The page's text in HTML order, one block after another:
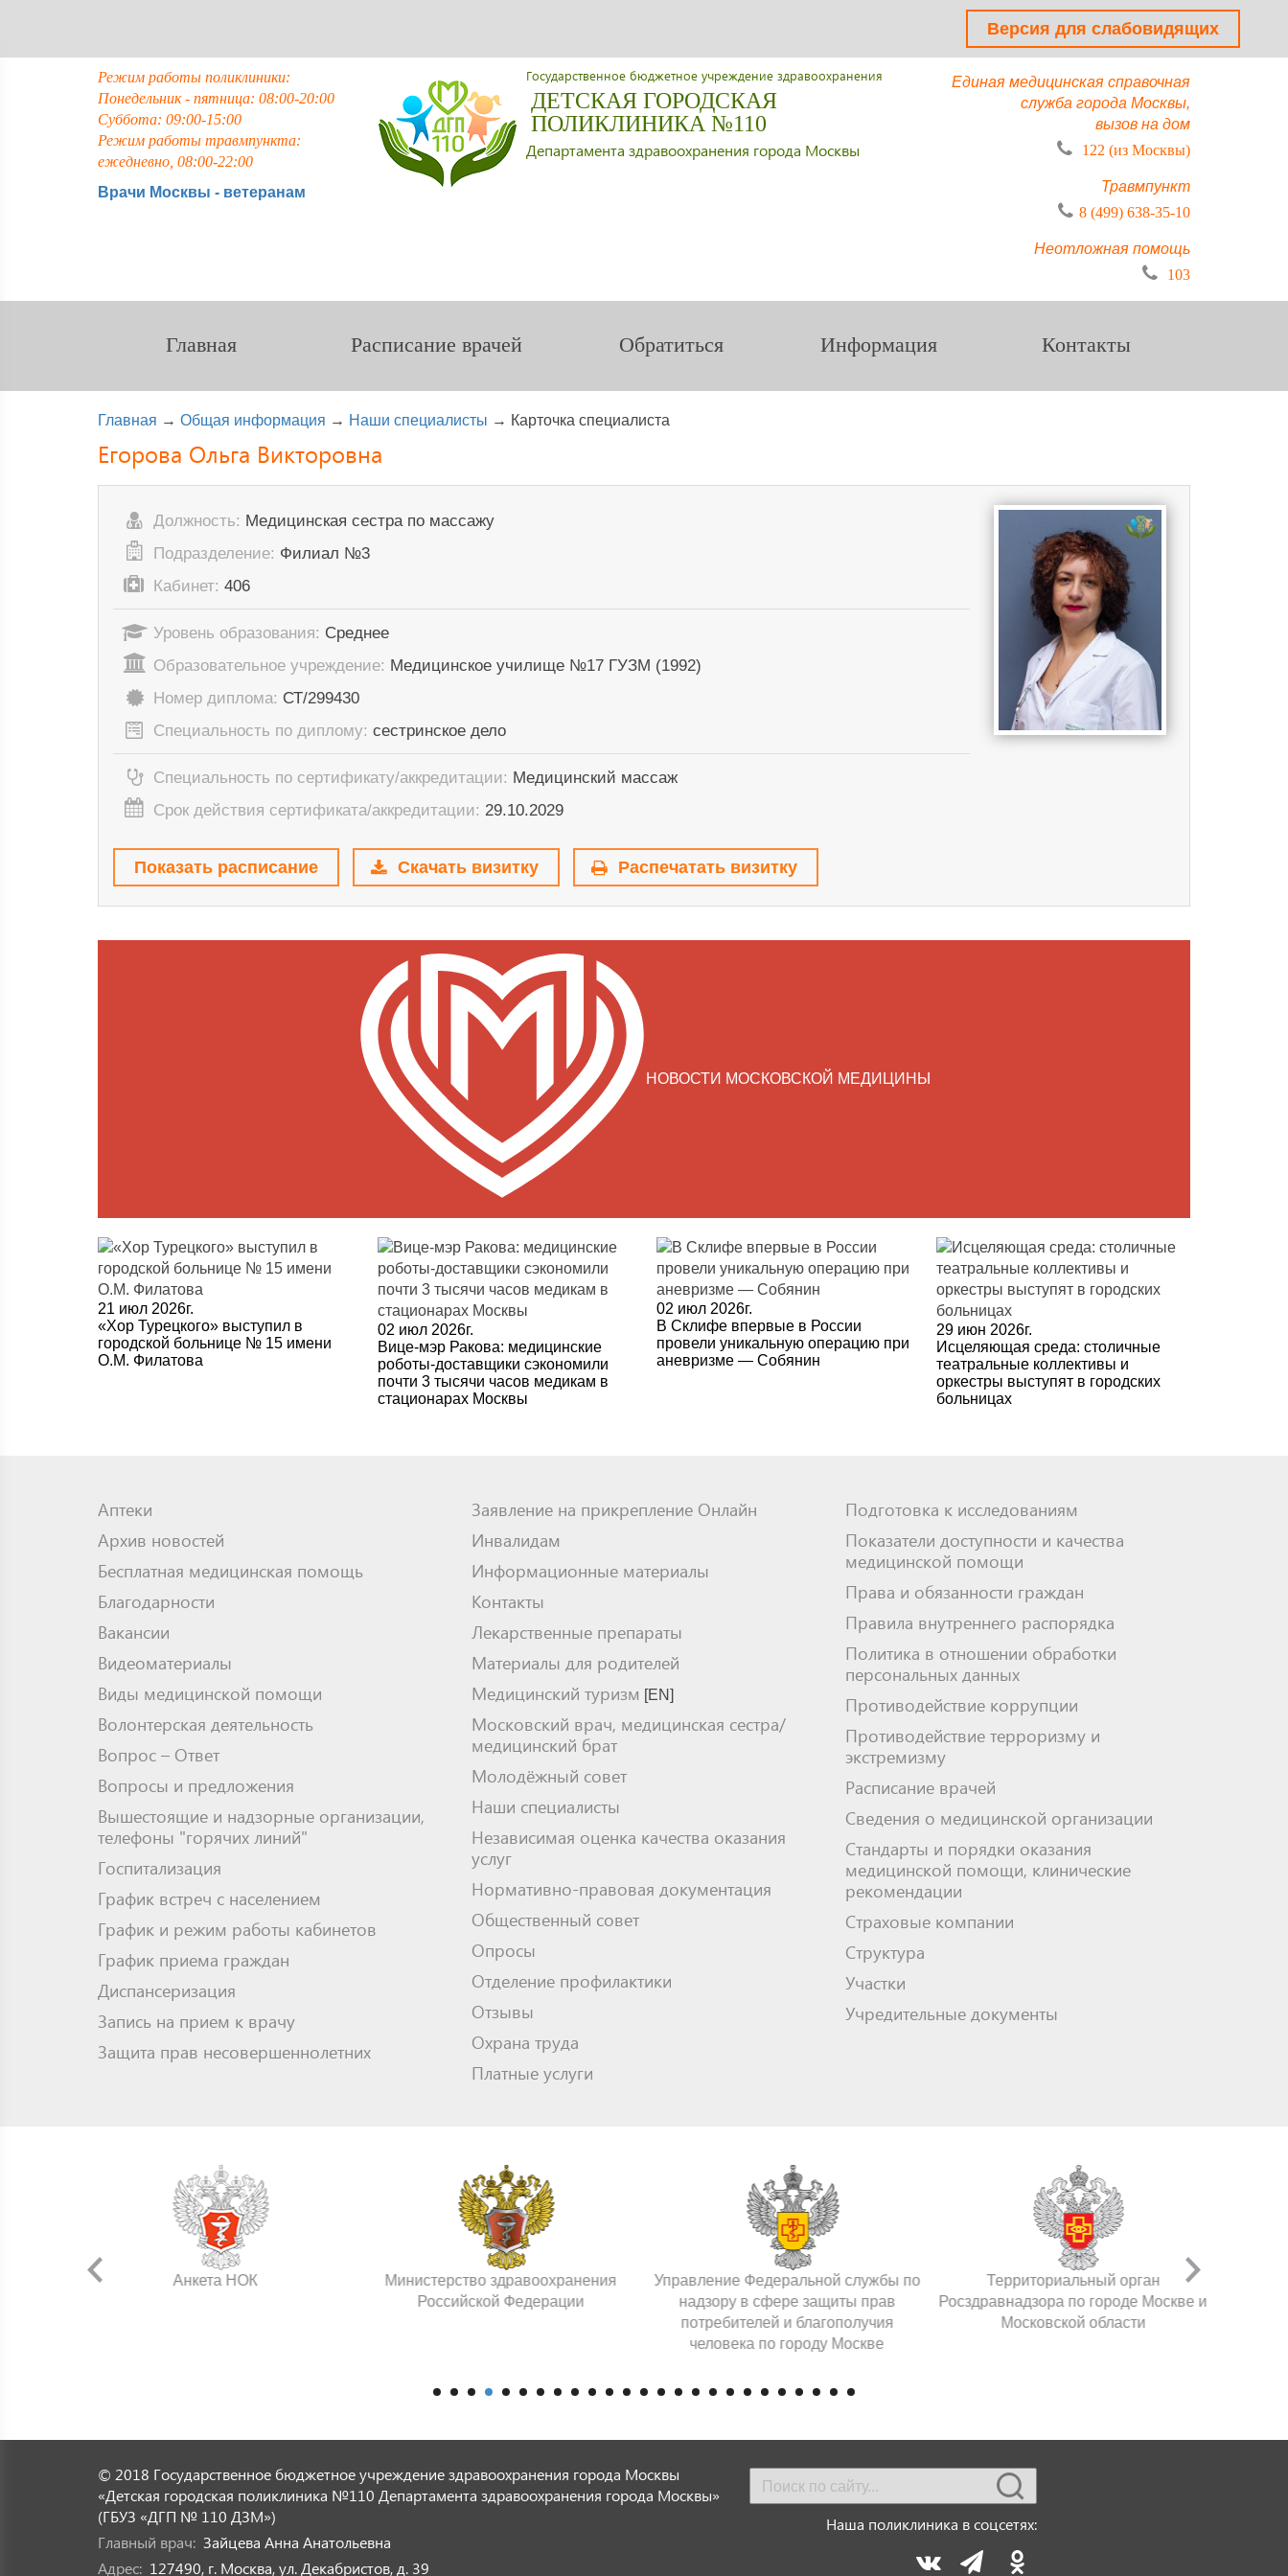
Версия для слабовидящих
Режим работы поликлиники:
Понедельник - пятница: 08:00-20:00
Суббота: 09:00-15:00
Режим работы травмпункта:
ежедневно, 08:00-22:00
Врачи Москвы - ветеранам
Государственное бюджетное учреждение здравоохранения
ДЕТСКАЯ ГОРОДСКАЯ
ПОЛИКЛИНИКА №110
Департамента здравоохранения города Москвы
Единая медицинская справочная
служба города Москвы,
вызов на дом
122 (из Москвы)
Травмпункт
8 (499) 638-35-10
Неотложная помощь
103
Главная Расписание врачей Обратиться Информация Контакты
Главная → Общая информация → Наши специалисты → Карточка специалиста
Егорова Ольга Викторовна
Должность: Медицинская сестра по массажу
Подразделение: Филиал №3
Кабинет: 406
Уровень образования: Среднее
Образовательное учреждение: Медицинское училище №17 ГУЗМ (1992)
Номер диплома: СТ/299430
Специальность по диплому: сестринское дело
Специальность по сертификату/аккредитации: Медицинский массаж
Срок действия сертификата/аккредитации: 29.10.2029
Показать расписание Скачать визитку Распечатать визитку
НОВОСТИ МОСКОВСКОЙ МЕДИЦИНЫ
21 июл 2026г.
«Хор Турецкого» выступил в
городской больнице № 15 имени
О.М. Филатова
02 июл 2026г.
Вице-мэр Ракова: медицинские
роботы-доставщики сэкономили
почти 3 тысячи часов медикам в
стационарах Москвы
02 июл 2026г.
В Склифе впервые в России
провели уникальную операцию при
аневризме — Собянин
29 июн 2026г.
Исцеляющая среда: столичные
театральные коллективы и
оркестры выступят в городских
больницах
Аптеки
Архив новостей
Бесплатная медицинская помощь
Благодарности
Вакансии
Видеоматериалы
Виды медицинской помощи
Волонтерская деятельность
Вопрос – Ответ
Вопросы и предложения
Вышестоящие и надзорные организации,
телефоны "горячих линий"
Госпитализация
График встреч с населением
График и режим работы кабинетов
График приема граждан
Диспансеризация
Запись на прием к врачу
Защита прав несовершеннолетних
Заявление на прикрепление Онлайн
Инвалидам
Информационные материалы
Контакты
Лекарственные препараты
Материалы для родителей
Медицинский туризм [EN]
Московский врач, медицинская сестра/
медицинский брат
Молодёжный совет
Наши специалисты
Независимая оценка качества оказания
услуг
Нормативно-правовая документация
Общественный совет
Опросы
Отделение профилактики
Отзывы
Охрана труда
Платные услуги
Подготовка к исследованиям
Показатели доступности и качества
медицинской помощи
Права и обязанности граждан
Правила внутреннего распорядка
Политика в отношении обработки
персональных данных
Противодействие коррупции
Противодействие терроризму и
экстремизму
Расписание врачей
Сведения о медицинской организации
Стандарты и порядки оказания
медицинской помощи, клинические
рекомендации
Страховые компании
Структура
Участки
Учредительные документы
Анкета НОК
Министерство здравоохранения
Российской Федерации
Управление Федеральной службы по
надзору в сфере защиты прав
потребителей и благополучия
человека по городу Москве
Территориальный орган
Росздравнадзора по городе Москве и
Московской области
© 2018 Государственное бюджетное учреждение здравоохранения города Москвы
«Детская городская поликлиника №110 Департамента здравоохранения города Москвы»
(ГБУЗ «ДГП № 110 ДЗМ»)
Главный врач: Зайцева Анна Анатольевна
Адрес: 127490, г. Москва, ул. Декабристов, д. 39
Наша поликлиника в соцсетях: